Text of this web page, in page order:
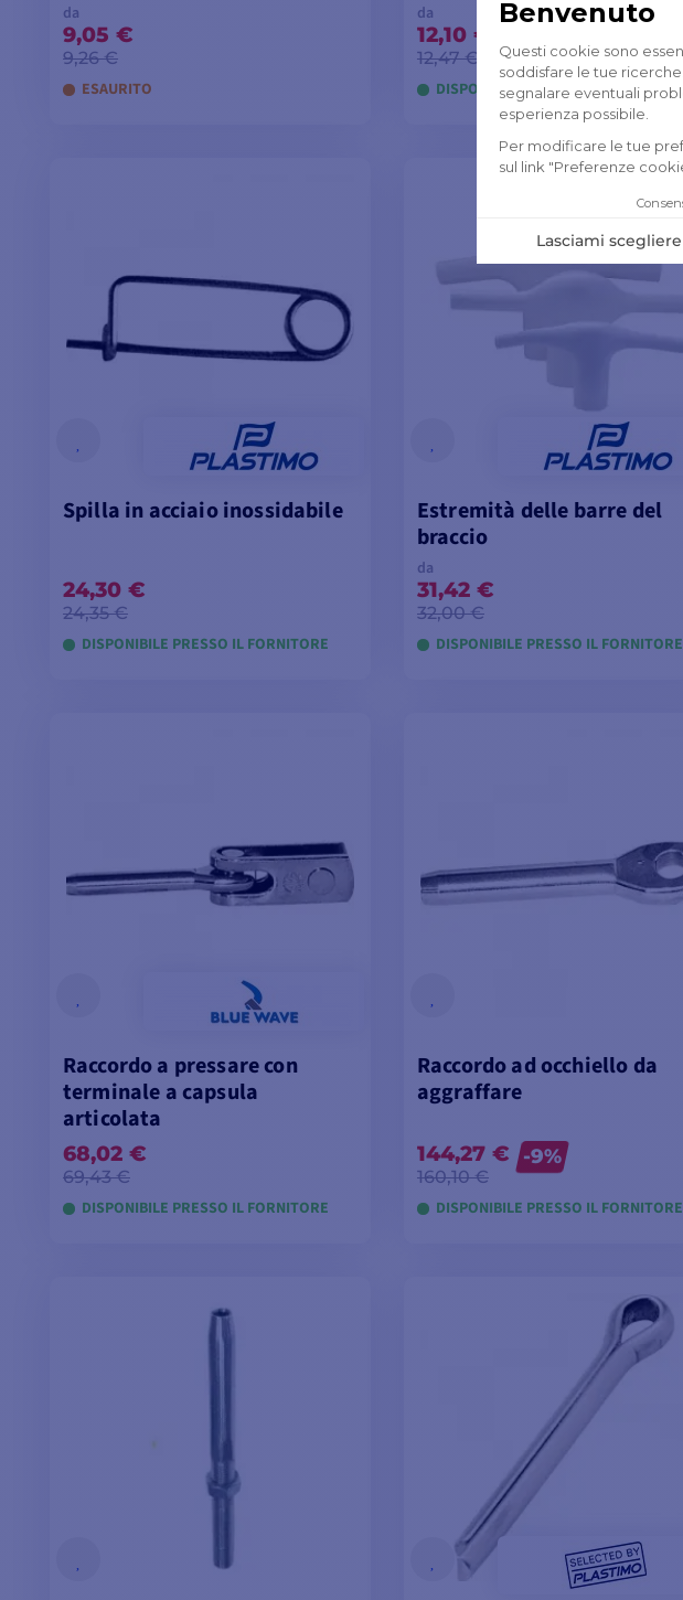
da
9,05 €
9,26 €
ESAURITO
da
12,10 €
12,47 €
DISPONIBILE PRESSO IL FORNITORE
VISUALIZZA I MODELLI
Spilla in acciaio inossidabile
24,30 €
24,35 €
DISPONIBILE PRESSO IL FORNITORE
Estremità delle barre del
braccio
da
31,42 €
32,00 €
DISPONIBILE PRESSO IL FORNITORE
Raccordo a pressare con
terminale a capsula
articolata
68,02 €
69,43 €
DISPONIBILE PRESSO IL FORNITORE
Raccordo ad occhiello da
aggraffare
144,27 €
160,10 €
-9%
DISPONIBILE PRESSO IL FORNITORE